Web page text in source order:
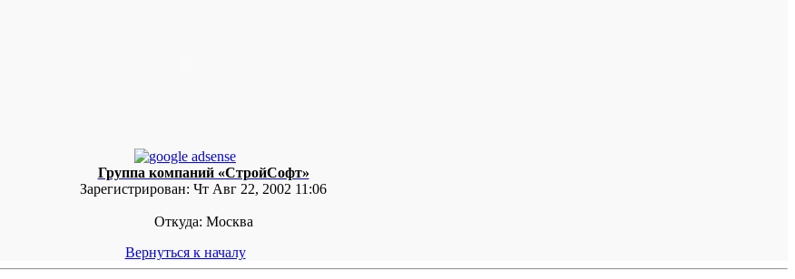
Группа компаний «СтройСофт»
Зарегистрирован: Чт Авг 22, 2002 11:06
Откуда: Москва
Вернуться к началу